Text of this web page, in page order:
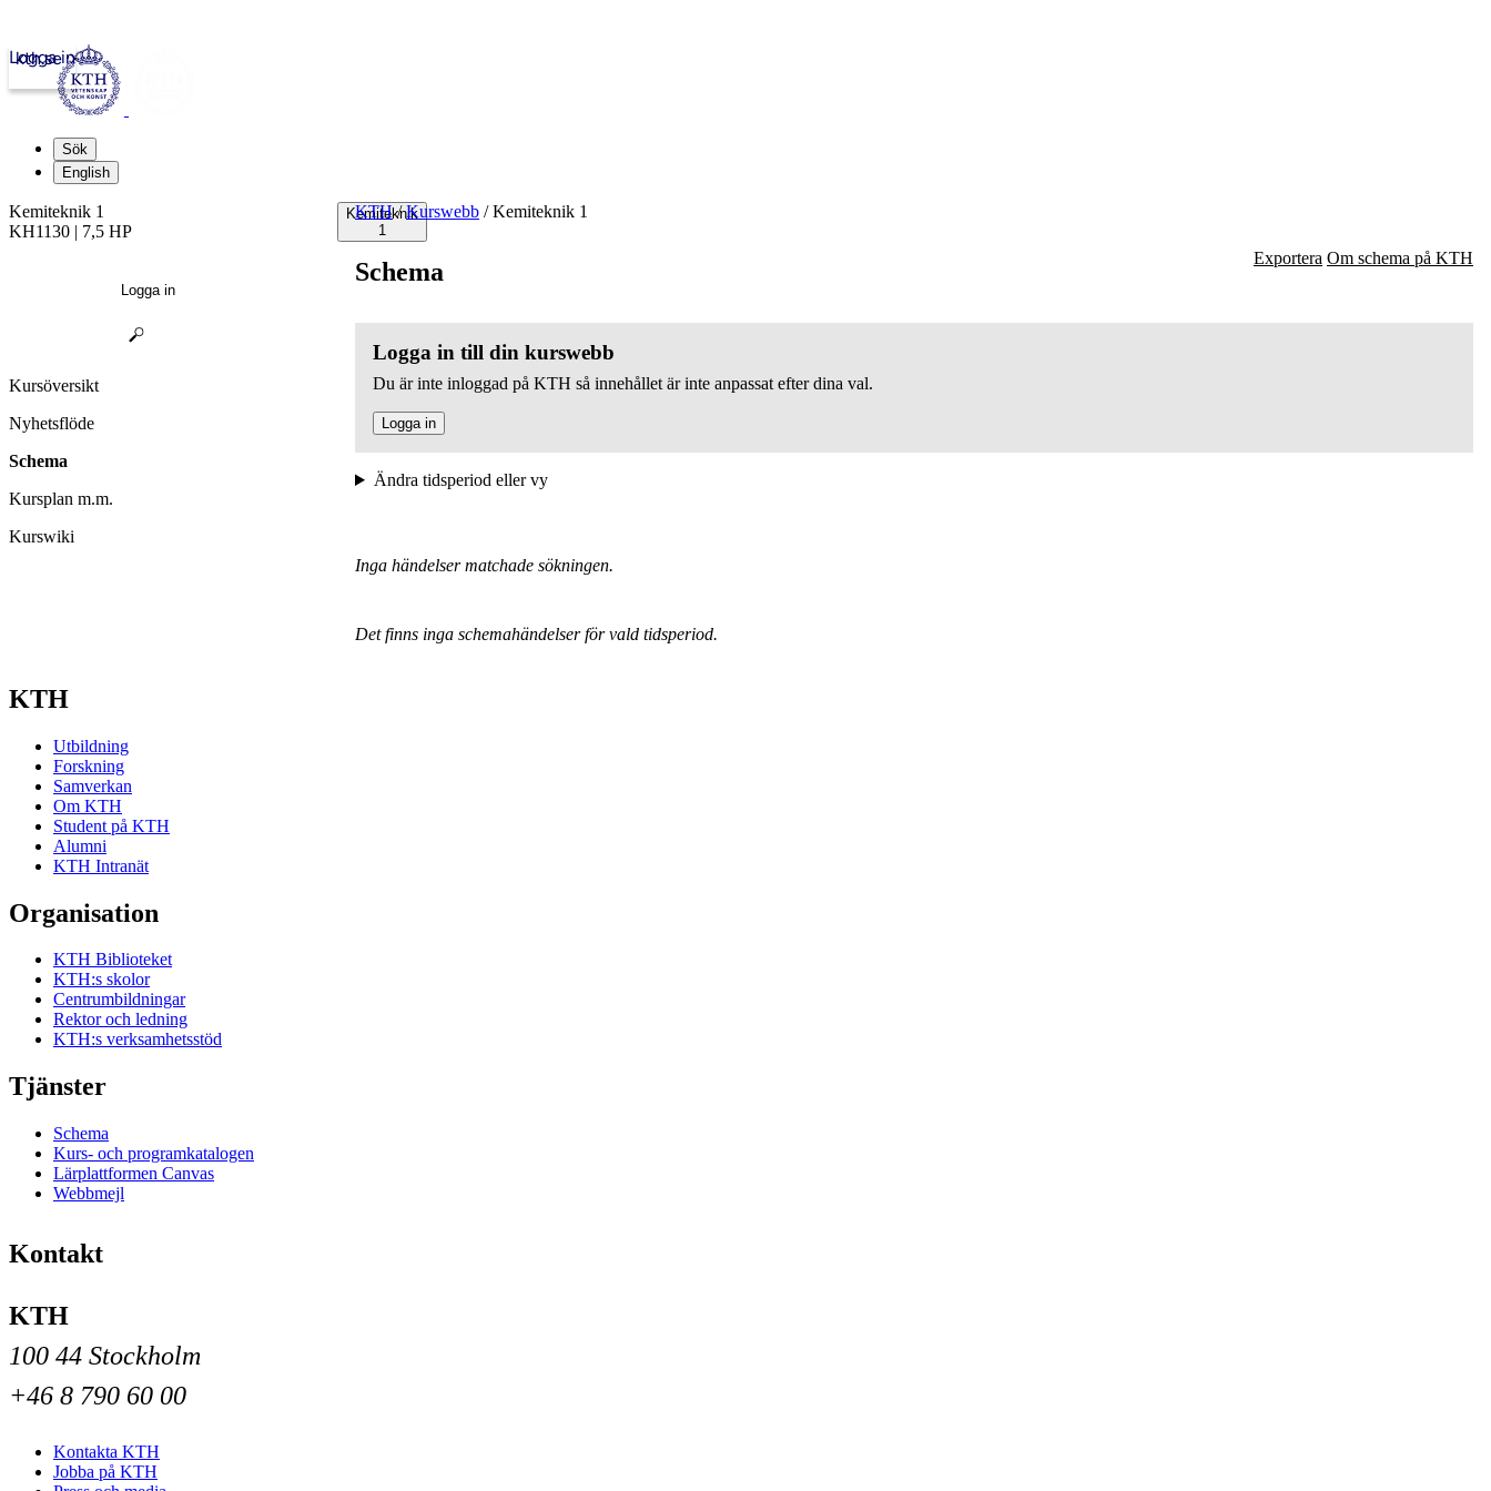
kth.se
Logga in
Sök
English
Kemiteknik
1
KTH / Kurswebb /Kemiteknik 1
Schema Exportera Om schema på KTH
Logga in till din kurswebb
Du är inte inloggad på KTH så innehållet är inte anpassat efter dina val.
Logga in
Ändra tidsperiod eller vy
Inga händelser matchade sökningen.
Det finns inga schemahändelser för vald tidsperiod.
Kemiteknik 1
KH1130 | 7,5 HP
Logga in
Kursöversikt
Nyhetsflöde
Schema
Kursplan m.m.
Kurswiki
KTH
Utbildning
Forskning
Samverkan
Om KTH
Student på KTH
Alumni
KTH Intranät
Organisation
KTH Biblioteket
KTH:s skolor
Centrumbildningar
Rektor och ledning
KTH:s verksamhetsstöd
Tjänster
Schema
Kurs- och programkatalogen
Lärplattformen Canvas
Webbmejl
Kontakt
KTH
100 44 Stockholm
+46 8 790 60 00
Kontakta KTH
Jobba på KTH